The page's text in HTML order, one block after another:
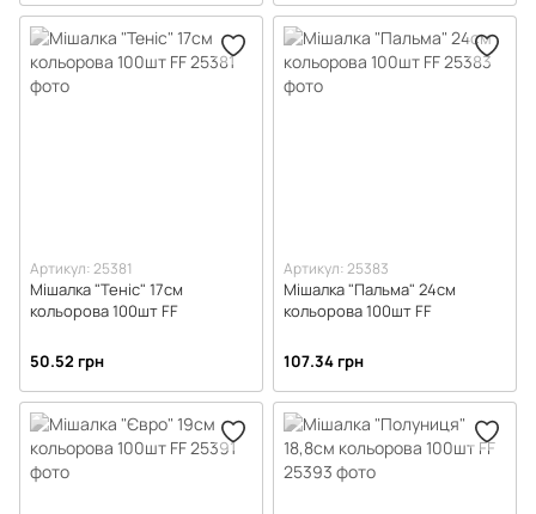
Артикул: 25381
Мішалка "Теніс" 17см
кольорова 100шт FF
50.52 грн
Артикул: 25383
Мішалка "Пальма" 24см
кольорова 100шт FF
107.34 грн